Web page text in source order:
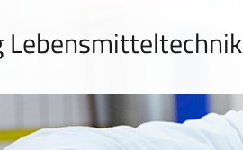
Lebensmitteltechnik